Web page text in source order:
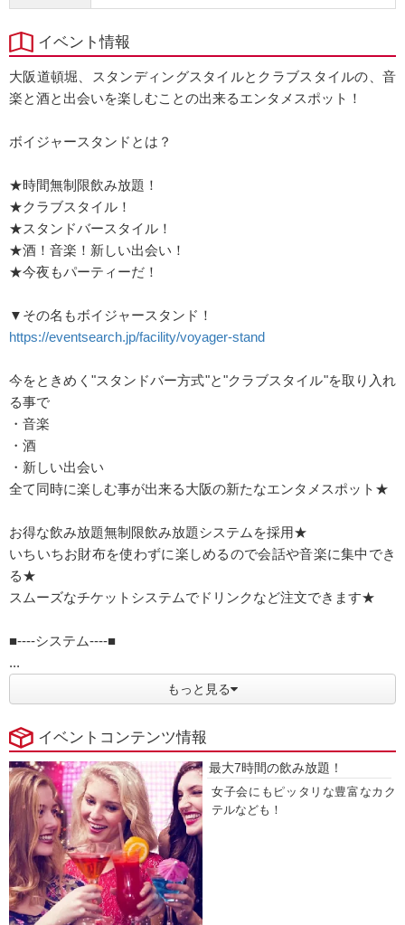
イベント情報
大阪道頓堀、スタンディングスタイルとクラブスタイルの、音
楽と酒と出会いを楽しむことの出来るエンタメスポット！
ボイジャースタンドとは？
★時間無制限飲み放題！
★クラブスタイル！
★スタンドバースタイル！
★酒！音楽！新しい出会い！
★今夜もパーティーだ！
▼その名もボイジャースタンド！
https://eventsearch.jp/facility/voyager-stand
今をときめく"スタンドバー方式"と"クラブスタイル"を取り入れ
る事で
・音楽
・酒
・新しい出会い
全て同時に楽しむ事が出来る大阪の新たなエンタメスポット★
お得な飲み放題無制限飲み放題システムを採用★
いちいちお財布を使わずに楽しめるので会話や音楽に集中でき
る★
スムーズなチケットシステムでドリンクなど注文できます★
■----システム----■
...
もっと見る
イベントコンテンツ情報
最大7時間の飲み放題！
女子会にもピッタリな豊富なカク
テルなども！